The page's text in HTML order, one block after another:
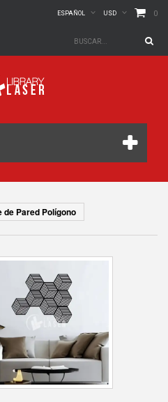
0
USD
ESPAÑOL
de Pared Polígono